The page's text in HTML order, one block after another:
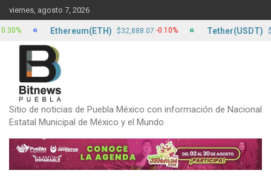
Skip
to
content
viernes, agosto 7, 2026
Sitio de noticias de Puebla México con información de Nacional
Estatal Municipal de México y el Mundo
Ethereum(ETH) $32,888.07 -0.10% Tether(USDT) $17.15